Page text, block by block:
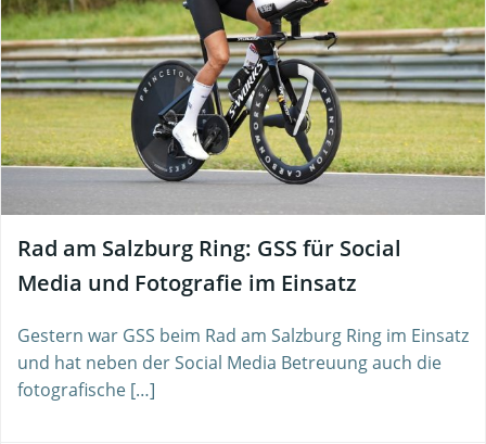
Rad am Salzburg Ring: GSS für Social
Media und Fotografie im Einsatz
Gestern war GSS beim Rad am Salzburg Ring im Einsatz
und hat neben der Social Media Betreuung auch die
fotografische […]